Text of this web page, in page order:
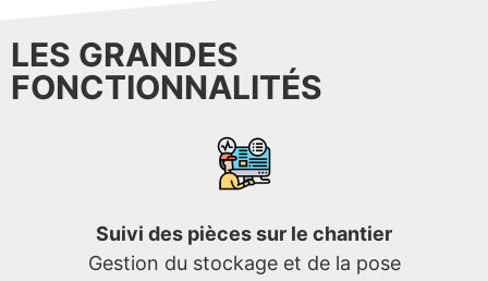
LES GRANDES
FONCTIONNALITÉS
Suivi des pièces sur le chantier
Gestion du stockage et de la pose